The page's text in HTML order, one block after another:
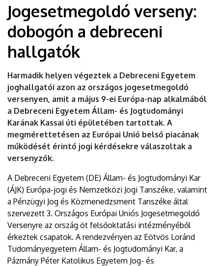
DEBRECENI
EGYETEM
Jogesetmegoldó verseny:
dobogón a debreceni
hallgatók
Harmadik helyen végeztek a Debreceni Egyetem
joghallgatói azon az országos jogesetmegoldó
versenyen, amit a május 9-ei Európa-nap alkalmából
a Debreceni Egyetem Állam- és Jogtudományi
Karának Kassai úti épületében tartottak. A
megmérettetésen az Európai Unió belső piacának
működését érintő jogi kérdésekre válaszoltak a
versenyzők.
A Debreceni Egyetem (DE) Állam- és Jogtudományi Kar
(ÁJK) Európa-jogi és Nemzetközi Jogi Tanszéke, valamint
a Pénzügyi Jog és Közmenedzsment Tanszéke által
szervezett 3. Országos Európai Uniós Jogesetmegoldó
Versenyre az ország öt felsőoktatási intézményéből
érkeztek csapatok. A rendezvényen az Eötvös Loránd
Tudományegyetem Állam- és Jogtudományi Kar, a
Pázmány Péter Katolikus Egyetem Jog- és